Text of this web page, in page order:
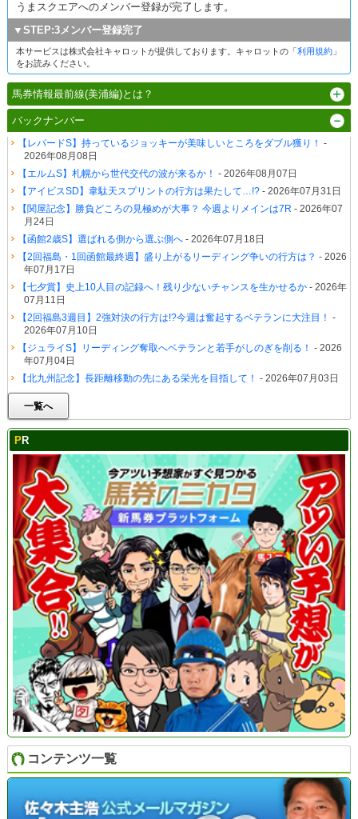
うまスクエアへのメンバー登録が完了します。
▼STEP:3メンバー登録完了
本サービスは株式会社キャロットが提供しております。キャロットの「 利用規約」
をお読みください。
馬券情報最前線(美浦編)とは？
バックナンバー
【レパードS】持っているジョッキーが美味しいところをダブル獲り！ -
2026年08月08日
【エルムS】札幌から世代交代の波が来るか！ - 2026年08月07日
【アイビスSD】韋駄天スプリントの行方は果たして…!?- 2026年07月31日
【関屋記念】勝負どころの見極めが大事？ 今週よりメインは7R - 2026年07
月24日
【函館2歳S】選ばれる側から選ぶ側へ- 2026年07月18日
【2回福島・1回函館最終週】盛り上がるリーディング争いの行方は？ - 2026
年07月17日
【七夕賞】史上10人目の記録へ！残り少ないチャンスを生かせるか- 2026年
07月11日
【2回福島3週目】2強対決の行方は!?今週は奮起するベテランに大注目！ -
2026年07月10日
【ジュライS】リーディング奪取へベテランと若手がしのぎを削る！ - 2026
年07月04日
【北九州記念】長距離移動の先にある栄光を目指して！ - 2026年07月03日
一覧へ
PR
コンテンツ一覧